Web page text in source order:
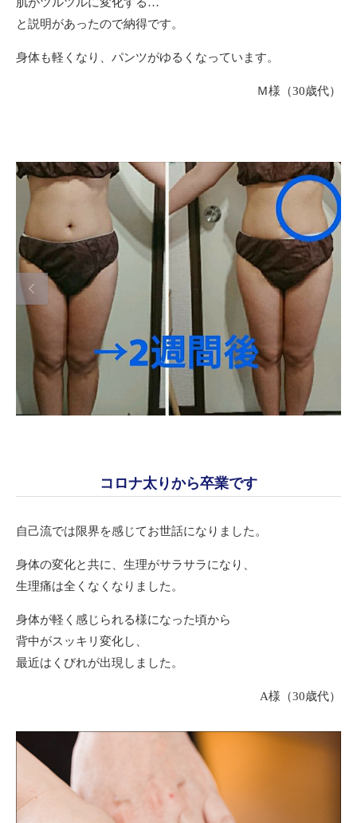
と説明があったので納得です。
身体も軽くなり、パンツがゆるくなっています。
Ｍ様（30歳代）

コロナ太りから卒業です
自己流では限界を感じてお世話になりました。
身体の変化と共に、生理がサラサラになり、
生理痛は全くなくなりました。
身体が軽く感じられる様になった頃から
背中がスッキリ変化し、
最近はくびれが出現しました。
A様（30歳代）